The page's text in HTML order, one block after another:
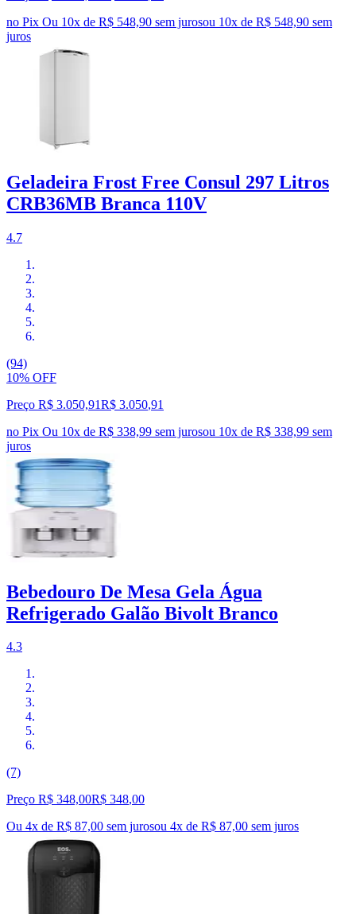
no Pix Ou 10x de R$ 548,90 sem jurosou 10x de R$ 548,90 sem
juros
Geladeira Frost Free Consul 297 Litros
CRB36MB Branca 110V
4.7
(94)
10% OFF
Preço R$ 3.050,91R$ 3.050,91
no Pix Ou 10x de R$ 338,99 sem jurosou 10x de R$ 338,99 sem
juros
Bebedouro De Mesa Gela Água
Refrigerado Galão Bivolt Branco
4.3
(7)
Preço R$ 348,00R$ 348,00
Ou 4x de R$ 87,00 sem jurosou 4x de R$ 87,00 sem juros